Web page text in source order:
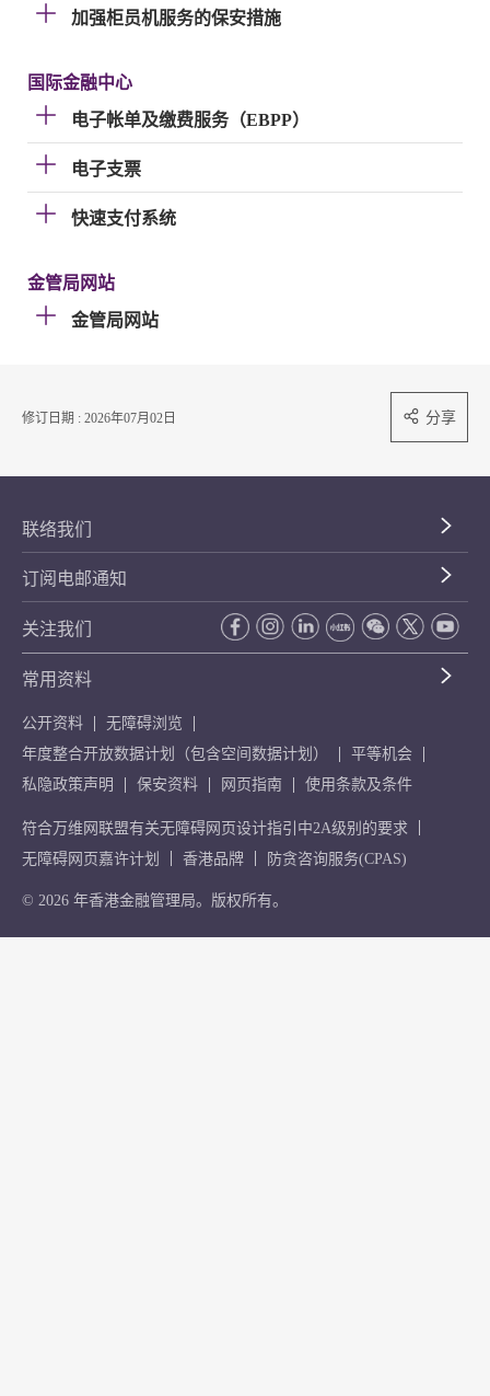
加强柜员机服务的保安措施
国际金融中心
电子帐单及缴费服务（EBPP）
电子支票
快速支付系统
金管局网站
金管局网站
修订日期 : 2026年07月02日 分享
联络我们
订阅电邮通知
关注我们
常用资料
公开资料
无障碍浏览
年度整合开放数据计划（包含空间数据计划）
平等机会
私隐政策声明
保安资料 网页指南 使用条款及条件
符合万维网联盟有关无障碍网页设计指引中2A级别的要求
无障碍网页嘉许计划
香港品牌 防贪咨询服务(CPAS)
© 2026 年香港金融管理局。版权所有。